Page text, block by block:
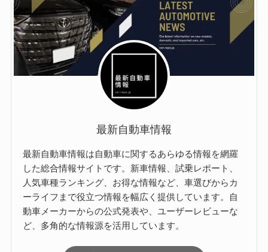
最新自動車情報
最新自動車情報は自動車に関するあらゆる情報を網羅
した総合情報サイトです。新車情報、試乗レポート、
人気車種ランキング、お得な情報など、車選びからカ
ーライフまで役立つ情報を幅広く提供しています。自
動車メーカーからの公式発表や、ユーザーレビューな
ど、多角的な情報源を活用しています。